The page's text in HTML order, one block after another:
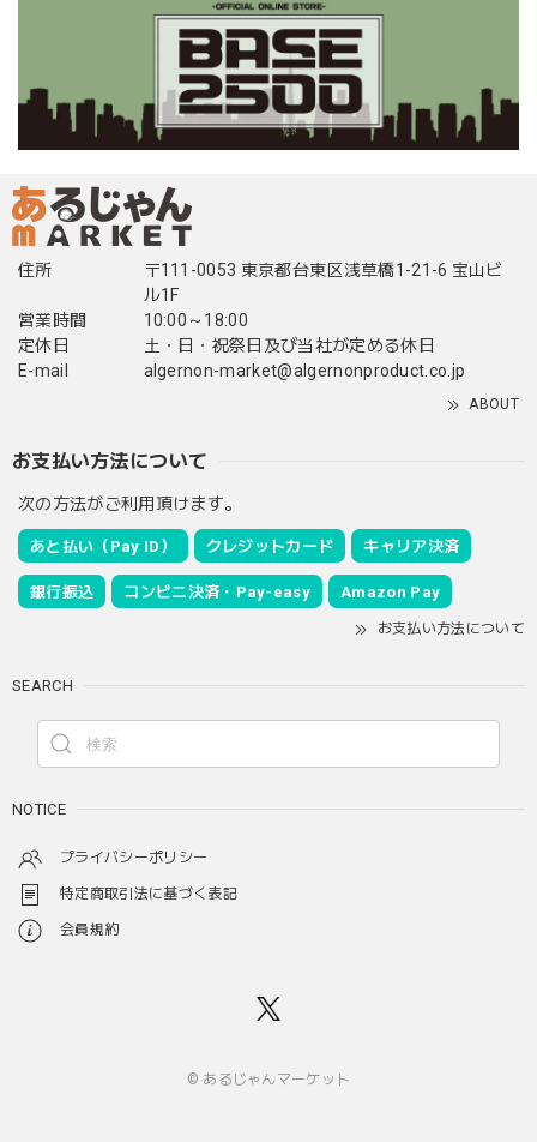
住所
〒111-0053 東京都台東区浅草橋1-21-6 宝山ビ
ル1F
営業時間
10:00～18:00
定休日
土・日・祝祭日及び当社が定める休日
E-mail
algernon-market@algernonproduct.co.jp
ABOUT
お支払い方法について
次の方法がご利用頂けます。
あと払い（Pay ID） クレジットカード キャリア決済
銀行振込 コンビニ決済・Pay-easy Amazon Pay
お支払い方法について
SEARCH
NOTICE
プライバシーポリシー
特定商取引法に基づく表記
会員規約
© あるじゃんマーケット